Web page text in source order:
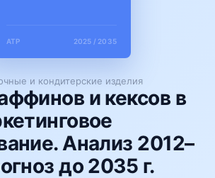
и кондитерские изделия
и кексов в
Анализ 2012–
до 2035 г.
АТР 2025 / 2035